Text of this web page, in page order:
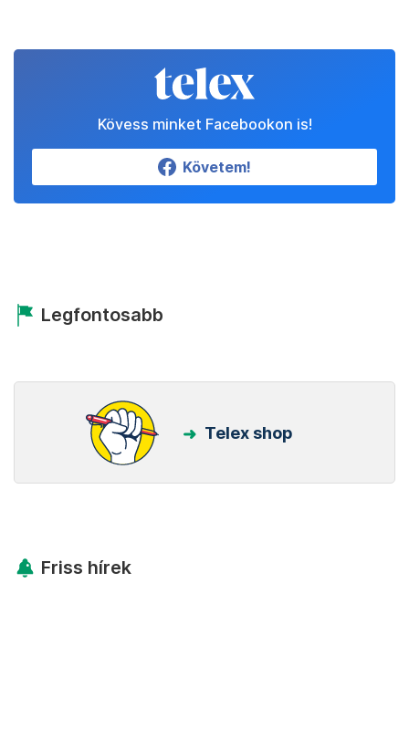
Kövess minket Facebookon is!
Követem!
Legfontosabb
Telex shop
Friss hírek